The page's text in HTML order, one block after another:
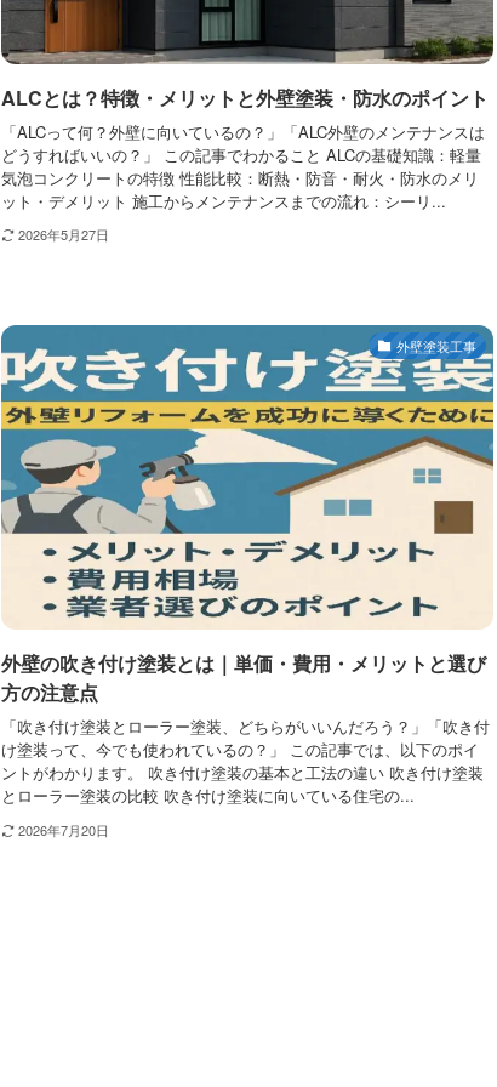
ALCとは？特徴・メリットと外壁塗装・防水のポイント
「ALCって何？外壁に向いているの？」「ALC外壁のメンテナンスは
どうすればいいの？」 この記事でわかること ALCの基礎知識：軽量
気泡コンクリートの特徴 性能比較：断熱・防音・耐火・防水のメリ
ット・デメリット 施工からメンテナンスまでの流れ：シーリ...
2026年5月27日
外壁塗装工事
外壁の吹き付け塗装とは｜単価・費用・メリットと選び
方の注意点
「吹き付け塗装とローラー塗装、どちらがいいんだろう？」「吹き付
け塗装って、今でも使われているの？」 この記事では、以下のポイ
ントがわかります。 吹き付け塗装の基本と工法の違い 吹き付け塗装
とローラー塗装の比較 吹き付け塗装に向いている住宅の...
2026年7月20日